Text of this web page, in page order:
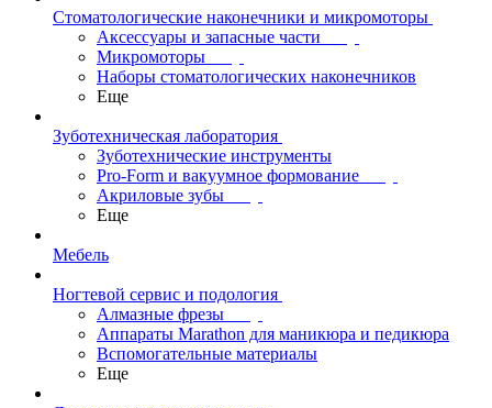
Стоматологические наконечники и микромоторы
Аксессуары и запасные части
Микромоторы
Наборы стоматологических наконечников
Еще
Зуботехническая лаборатория
Зуботехнические инструменты
Pro-Form и вакуумное формование
Акриловые зубы
Еще
Мебель
Ногтевой сервис и подология
Алмазные фрезы
Аппараты Marathon для маникюра и педикюра
Вспомогательные материалы
Еще